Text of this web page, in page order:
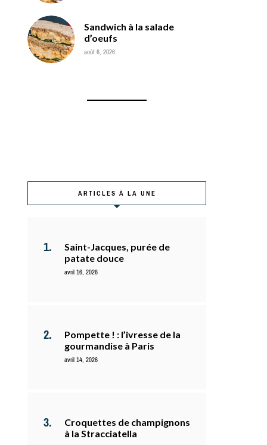
Sandwich à la salade
d’oeufs
août 6, 2026
ARTICLES À LA UNE
Saint-Jacques, purée de
patate douce
avril 16, 2026
Pompette ! : l’ivresse de la
gourmandise à Paris
avril 14, 2026
Croquettes de champignons
à la Stracciatella